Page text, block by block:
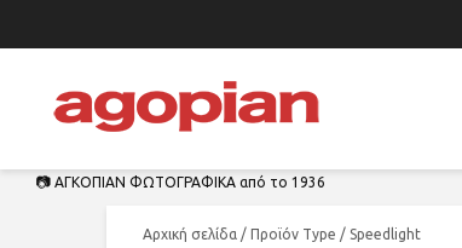
📷 ΑΓΚΟΠΙΑΝ ΦΩΤΟΓΡΑΦΙΚΑ από το 1936
Αρχική σελίδα / Προϊόν Type / Speedlight